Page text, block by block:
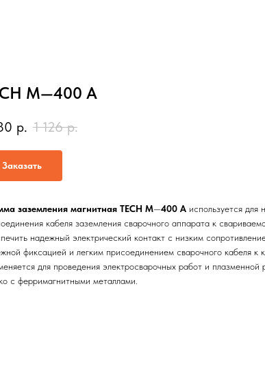
M—400 А
р. 1 126 р.
Заказать
заземления магнитная TECH M—400 А используется для
кабеля заземления сварочного аппарата к
надежный электрический контакт с низким
фиксацией и легким присоединением сварочного кабеля к
для проведения электросварочных работ и плазменной
с ферримагнитными металлами.